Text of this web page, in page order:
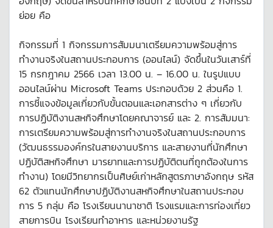
ย่อย คือ
กิจกรรมที่ 1 กิจกรรมการสัมมนาเตรียมความพร้อมสู่การ
ทำงานจริงในสถานประกอบการ (ออนไลน์) จัดขึ้นในวันเสาร์ที่
15 กรกฎาคม 2566 เวลา 13.00 น. – 16.00 น. ในรูปแบบ
ออนไลน์ผ่าน Microsoft Teams ประกอบด้วย 2 ส่วนคือ 1.
การชี้แจงข้อมูลเกี่ยวกับขั้นตอนและเอกสารต่าง ๆ เกี่ยวกับ
การปฏิบัติงานสหกิจศึกษาโดยคณาจารย์ และ 2. การสัมมนา:
การเตรียมความพร้อมสู่การทำงานจริงในสถานประกอบการ
(วัฒนธรรมองค์กรในสายงานบริการ และสายงานที่นักศึกษา
ปฏิบัติสหกิจศึกษา มารยาทและการปฏิบัติตนที่ถูกต้องในการ
ทำงาน) โดยมีวิทยากรเป็นศิษย์เก่าหลักสูตรภาษาอังกฤษ รหัส
62 ตัวแทนนักศึกษาปฏิบัติงานสหกิจศึกษาในสถานประกอบ
การ 5 กลุ่ม คือ โรงเรียนนานาชาติ โรงแรมและการท่องเที่ยว
สายการบิน โรงเรียนทำอาหาร และหน่วยงานรัฐ